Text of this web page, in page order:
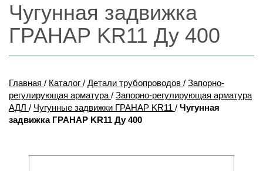
Чугунная задвижка
ГРАНАР KR11 Ду 400
Главная / Каталог / Детали трубопроводов / Запорно-
регулирующая арматура / Запорно-регулирующая арматура
АДЛ / Чугунные задвижки ГРАНАР KR11 / Чугунная
задвижка ГРАНАР KR11 Ду 400